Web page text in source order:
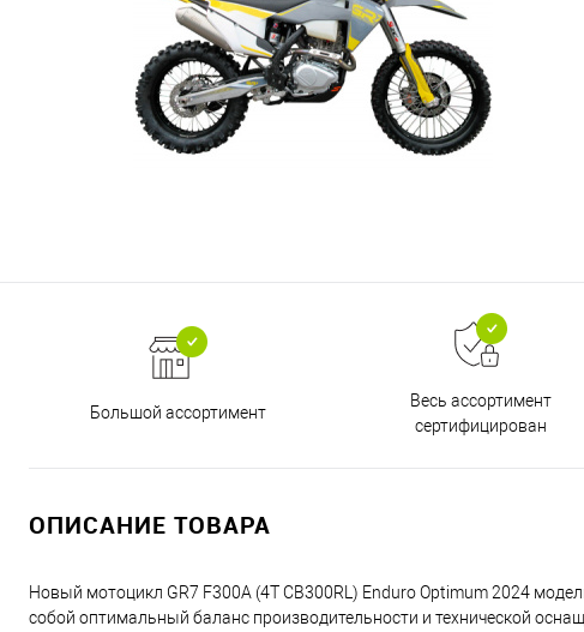
Большой ассортимент
Весь ассортимент
сертифицирован
ОПИСАНИЕ ТОВАРА
Новый мотоцикл GR7 F300A (4T CB300RL) Enduro Optimum 2024
собой оптимальный баланс производительности и технической